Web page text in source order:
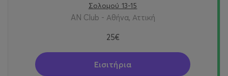
Σολομού 13-15
AN Club - Αθήνα, Αττική
25€
Εισιτήρια